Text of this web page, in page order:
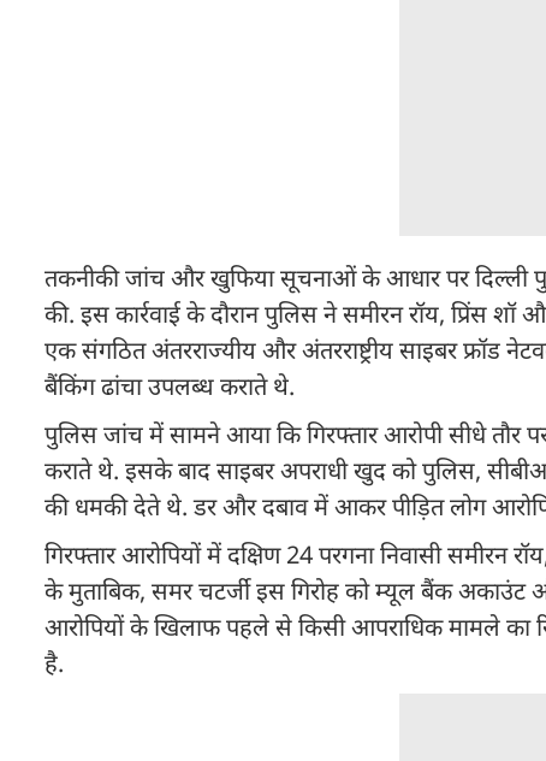
तकनीकी जांच और खुफिया सूचनाओं के आधार पर दिल्ली
की. इस कार्रवाई के दौरान पुलिस ने समीरन रॉय, प्रिंस
एक संगठित अंतरराज्यीय और अंतरराष्ट्रीय साइबर
बैंकिंग ढांचा उपलब्ध कराते थे.
पुलिस जांच में सामने आया कि गिरफ्तार आरोपी सीधे तौर
कराते थे. इसके बाद साइबर अपराधी खुद को पुलिस,
की धमकी देते थे. डर और दबाव में आकर पीड़ित लोग
गिरफ्तार आरोपियों में दक्षिण 24 परगना निवासी समीरन
के मुताबिक, समर चटर्जी इस गिरोह को म्यूल बैंक
आरोपियों के खिलाफ पहले से किसी आपराधिक मामले का
है.